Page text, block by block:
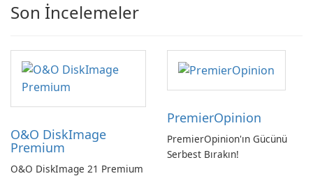
Son İncelemeler
O&O DiskImage
Premium
O&O DiskImage 21 Premium
PremierOpinion
PremierOpinion'ın Gücünü
Serbest Bırakın!